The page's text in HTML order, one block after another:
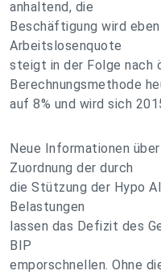
anhaltend, die
Beschäftigung wird
Arbeitslosenquote
steigt in der Folge nach
Berechnungsmethode
auf 8% und wird sich
Neue Informationen
Zuordnung der durch
die Stützung der Hypo
Belastungen
lassen das Defizit des
BIP
emporschnellen. Ohne